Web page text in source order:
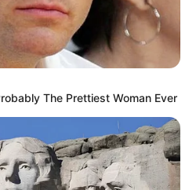
The Prettiest Woman Ever